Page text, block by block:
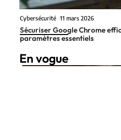
Cybersécurité 11 mars 2026
Sécuriser Google Chrome
paramètres essentiels
En vogue